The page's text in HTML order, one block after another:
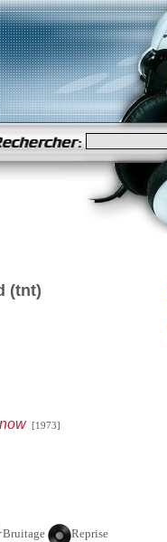
(tnt)
[1973]
Bruitage Reprise